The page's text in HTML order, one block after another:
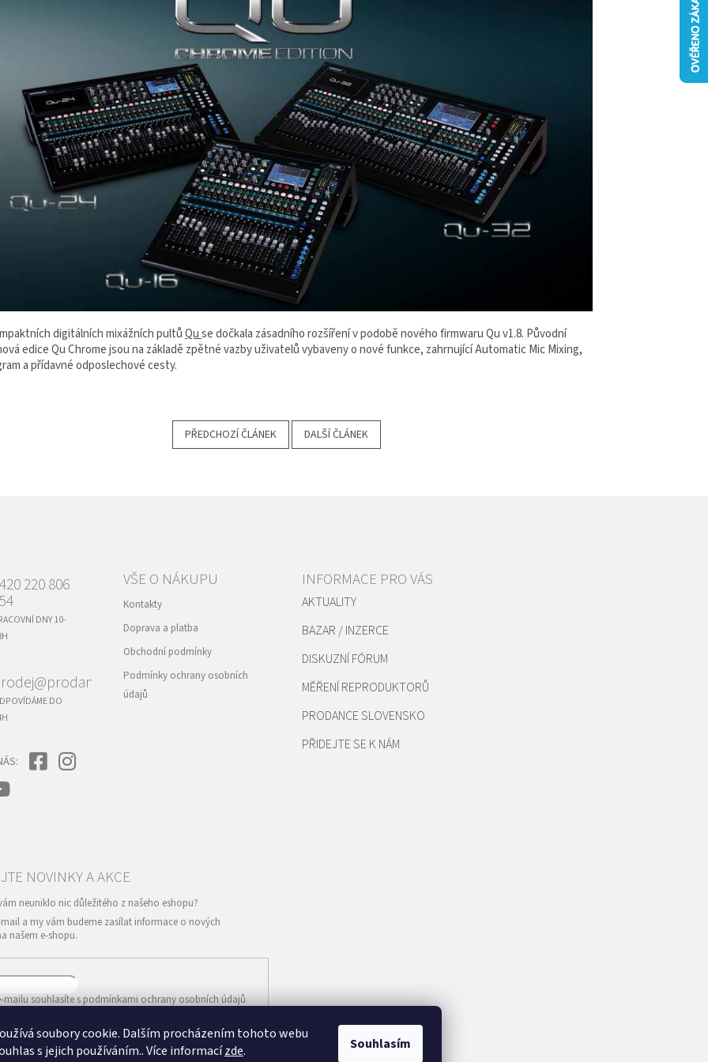
soubory cookie. Dalším procházením tohoto webu
s jejich používáním.. Více informacízde. Souhlasím
digitálních mixážních pultůQuse dočkala zásadního rozšíření v podobě nového firmwaru Qu v1.8. Původní
edice Qu Chrome jsou na základě zpětné vazby uživatelů vybaveny o nové funkce, zahrnující Automatic Mic Mixing,
a přídavné odposlechové cesty.
PŘEDCHOZÍ ČLÁNEK DALŠÍ ČLÁNEK
220 806
DNY 10-
DO
VŠE O NÁKUPU
Kontakty
Doprava a platba
Obchodní podmínky
Podmínky ochrany osobních
údajů
INFORMACE PRO VÁS
AKTUALITY
BAZAR / INZERCE
DISKUZNÍ FÓRUM
MĚŘENÍ REPRODUKTORŮ
PRODANCE SLOVENSKO
PŘIDEJTE SE K NÁM
a my vám budeme zasílat informace o nových
našem e-shopu.
mailu souhlasíte spodmínkami ochrany osobních údajů
SE